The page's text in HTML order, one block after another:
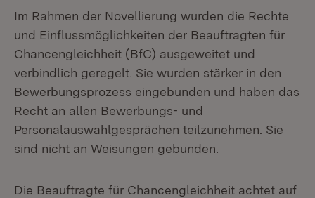
Im Rahmen der Novellierung wurden die Rechte
und Einflussmöglichkeiten der Beauftragten für
Chancengleichheit (BfC) ausgeweitet und
verbindlich geregelt. Sie wurden stärker in den
Bewerbungsprozess eingebunden und haben das
Recht an allen Bewerbungs- und
Personalauswahlgesprächen teilzunehmen. Sie
sind nicht an Weisungen gebunden.
Die Beauftragte für Chancengleichheit achtet auf